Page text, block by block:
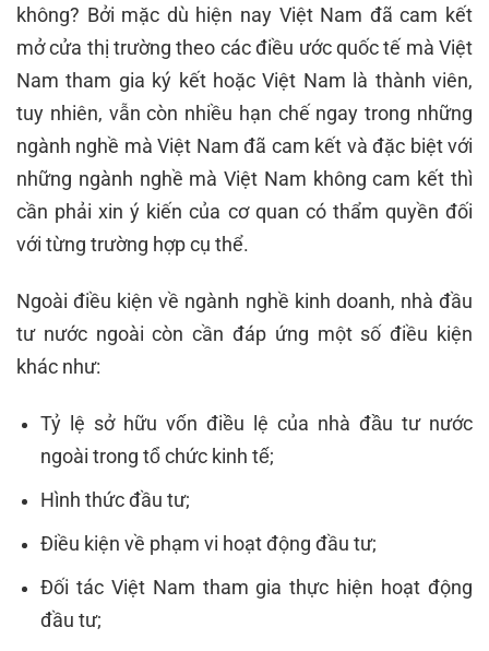
không? Bởi mặc dù hiện nay Việt Nam đã cam kết
mở cửa thị trường theo các điều ước quốc tế mà Việt
Nam tham gia ký kết hoặc Việt Nam là thành viên,
tuy nhiên, vẫn còn nhiều hạn chế ngay trong những
ngành nghề mà Việt Nam đã cam kết và đặc biệt với
những ngành nghề mà Việt Nam không cam kết thì
cần phải xin ý kiến của cơ quan có thẩm quyền đối
với từng trường hợp cụ thể.
Ngoài điều kiện về ngành nghề kinh doanh, nhà đầu
tư nước ngoài còn cần đáp ứng một số điều kiện
khác như:
Tỷ lệ sở hữu vốn điều lệ của nhà đầu tư nước
ngoài trong tổ chức kinh tế;
Hình thức đầu tư;
Điều kiện về phạm vi hoạt động đầu tư;
Đối tác Việt Nam tham gia thực hiện hoạt động
đầu tư;